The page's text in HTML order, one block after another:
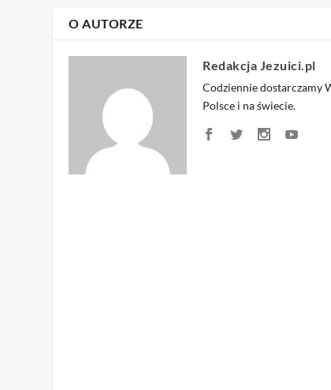
O AUTORZE
Redakcja Jezuici.pl
Codziennie dostarczamy
Polsce i na świecie.